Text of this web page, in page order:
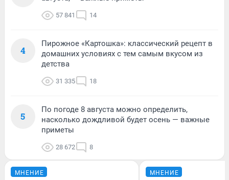
57 841 14
4
Пирожное «Картошка»: классический рецепт в
домашних условиях с тем самым вкусом из
детства
31 335 18
5
По погоде 8 августа можно определить,
насколько дождливой будет осень — важные
приметы
28 672 8
МНЕНИЕ МНЕНИЕ